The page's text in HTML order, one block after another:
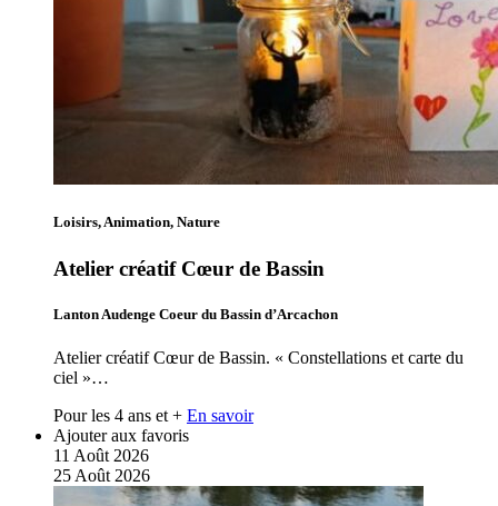
Loisirs, Animation, Nature
Atelier créatif Cœur de Bassin
Lanton Audenge Coeur du Bassin d’Arcachon
Atelier créatif Cœur de Bassin. « Constellations et carte du
ciel »…
Pour les 4 ans et + En savoir
Ajouter aux favoris
11 Août 2026
25 Août 2026